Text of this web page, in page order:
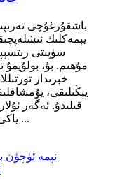
باشقۇرغۇچى تەرىپىدىن 26-04-30 كۈنى
يېمەكلىك
سۈپىتى
مۇھىم. بۇ، بولۇپمۇ
خېرىدار
يېڭىلىقى،
قىلىدۇ. ئەگەر
ياكى سۇنۇق ئىكەنلىكىنى بايقىسا ...